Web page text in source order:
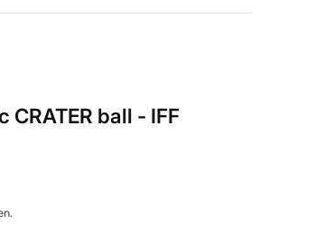
ball - IFF